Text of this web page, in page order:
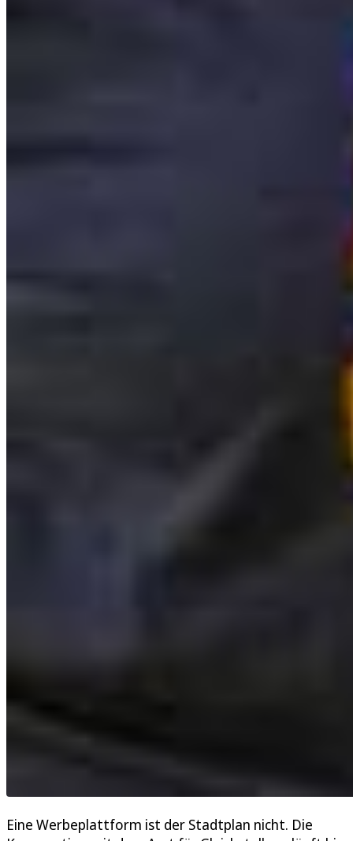
Eine Werbeplattform ist der Stadtplan nicht. Die